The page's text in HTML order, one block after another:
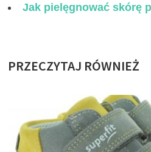
Jak pielęgnować skórę
PRZECZYTAJ RÓWNIEŻ